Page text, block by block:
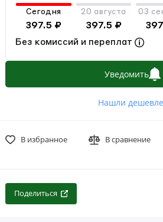
Сегодня
397.5 ₽
20 августа
397.5 ₽
03
Без комиссий и переплат
Уведомить
Нашли
В избранное В сравнение
Поделиться